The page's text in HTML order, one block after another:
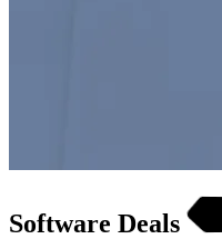
Software Deals